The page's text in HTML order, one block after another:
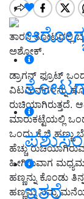
ಇತರೆ
ತಾರಸಿ ತೋಟದಲ್ಲಿ
ಅಶೋಕ್.
ಡ್ರಾಗನ್ ಫ್ರೂಟ್
ವಿಟಮಿನ್‌ಗಳನ್ನು
ರುಚಿಯಾಗಿರುತ್ತದೆ.
ಮಾರುಕಟ್ಟೆಯಲ್ಲಿ
ಒಂದು ಕೆ.ಜಿ ಹಣ್ಣು
ಹೆಚ್ಚು
ಹೀಗಿರುವಾಗ
ಹಣ್ಣನ್ನು ಕೊಂಡು
ಹಣ್ಣನ್ನು ನಿಮ್ಮ